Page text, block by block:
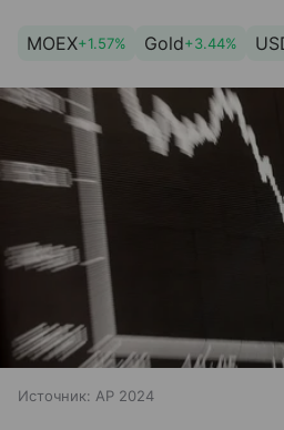
MOEX+1.57% Gold+3.44%
Источник: AP 2024